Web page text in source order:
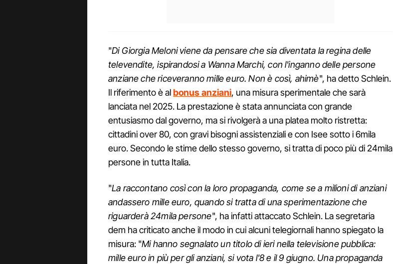
"Di Giorgia Meloni viene da pensare che sia diventata la regina delle
televendite, ispirandosi a Wanna Marchi, con l'inganno delle persone
anziane che riceveranno mille euro. Non è così, ahimè", ha detto Schlein.
Il riferimento è albonus anziani, una misura sperimentale che sarà
lanciata nel 2025. La prestazione è stata annunciata con grande
entusiasmo dal governo, ma si rivolgerà a una platea molto ristretta:
cittadini over 80, con gravi bisogni assistenziali e con Isee sotto i 6mila
euro. Secondo le stime dello stesso governo, si tratta di poco più di 24mila
persone in tutta Italia.
"La raccontano così con la loro propaganda, come se a milioni di anziani
andassero mille euro, quando si tratta di una sperimentazione che
riguarderà 24mila persone", ha infatti attaccato Schlein. La segretaria
dem ha criticato anche il modo in cui alcuni telegiornali hanno spiegato la
misura: "Mi hanno segnalato un titolo di ieri nella televisione pubblica:
mille euro in più per gli anziani, si vota l'8 e il 9 giugno. Una propaganda